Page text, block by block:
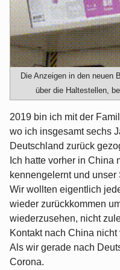
Die Anzeigen in den neuen
über die Haltestellen,
2019 bin ich mit der
wo ich insgesamt sechs
Deutschland zurück
Ich hatte vorher in China
kennengelernt und unser
Wir wollten eigentlich
wieder zurückkommen
wiederzusehen, nicht
Kontakt nach China nicht
Als wir gerade nach
Corona.